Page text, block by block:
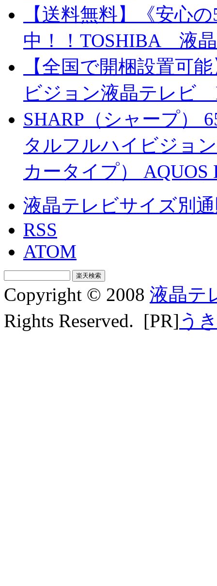
【送料無料】《安心
中！！TOSHIBA 液
【全国で開梱設置
ビジョン液晶テレビ
SHARP（シャープ）
タルフルハイビジョ
カータイプ） AQUOS
液晶テレビサイズ別
RSS
ATOM
Copyright © 2008 液晶テ
Rights Reserved. [PR]う